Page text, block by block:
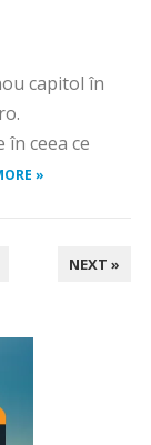
capitol în
ceea ce
»
NEXT »